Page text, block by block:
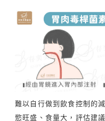
難以自行做到飲食控制的
慾旺盛、食量大，評估建